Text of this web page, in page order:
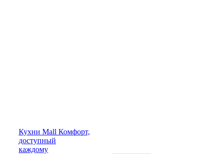
Кухни Mall Комфорт,
доступный
каждому